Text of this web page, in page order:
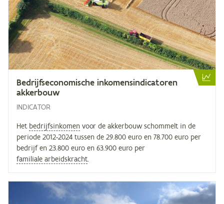
Be­drijfs­eco­no­mi­sche in­ko­mens­in­di­ca­to­ren
akkerbouw
INDICATOR
Het bedrijfsinkomen voor de akkerbouw schommelt in de
periode 2012-2024 tussen de 29.800 euro en 78.700 euro per
bedrijf en 23.800 euro en 63.900 euro per
familiale arbeidskracht.